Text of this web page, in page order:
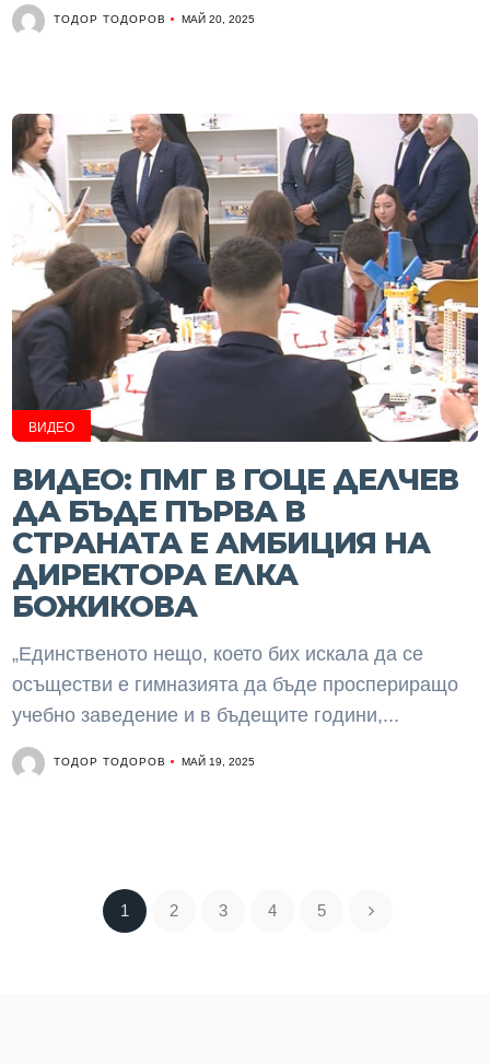
ТОДОР ТОДОРОВ МАЙ 20, 2025
ВИДЕО
ВИДЕО: ПМГ В ГОЦЕ ДЕЛЧЕВ
ДА БЪДЕ ПЪРВА В
СТРАНАТА Е АМБИЦИЯ НА
ДИРЕКТОРА ЕЛКА
БОЖИКОВА
„Единственото нещо, което бих искала да се
осъществи е гимназията да бъде проспериращо
учебно заведение и в бъдещите години,...
ТОДОР ТОДОРОВ МАЙ 19, 2025
1 2 3 4 5